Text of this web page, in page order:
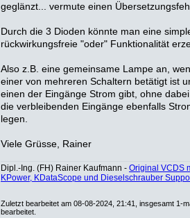
geglänzt... vermute einen
Durch die 3 Dioden könnte man eine
rückwirkungsfreie "oder" Funktionalität
Also z.B. eine gemeinsame Lampe an,
einer von mehreren Schaltern betätigt ist
einen der Eingänge Strom gibt, ohne
die verbleibenden Eingänge ebenfalls
legen.
Viele Grüsse, Rainer
Dipl.-Ing. (FH) Rainer Kaufmann - Original VCDS
KPower, KDataScope und Dieselschrauber
Zuletzt bearbeitet am 08-08-2024, 21:41, insgesamt 1-
bearbeitet.